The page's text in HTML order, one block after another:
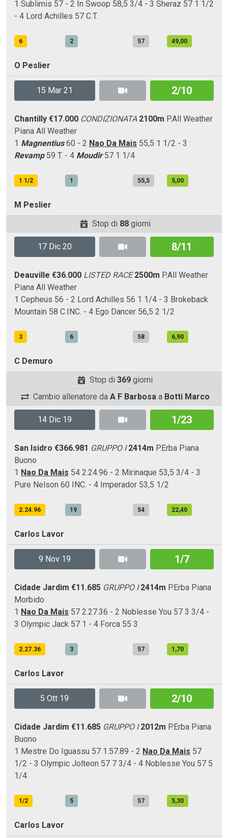
1 Sublimis 57 - 2 In Swoop 58,5 3/4 - 3 Sheraz 57 1 1/2
- 4 Lord Achilles 57 C.T.
6 2 57 49,00
O Peslier
15 Mar 21 2/10
Chantilly €17.000 CONDIZIONATA 2100m P.All Weather
Piana All Weather
1 Magnentius60 - 2 Nao Da Mais 55,5 1 1/2 - 3
Revamp59 T. - 4 Moudir57 1 1/4
1 1/2 1 55,5 5,00
M Peslier
Stop di 88giorni
17 Dic 20 8/11
Deauville €36.000 LISTED RACE 2500m P.All Weather
Piana All Weather
1 Cepheus 56 - 2 Lord Achilles 56 1 1/4 - 3 Brokeback
Mountain 58 C.INC. - 4 Ego Dancer 56,5 2 1/2
3 6 58 6,90
C Demuro
Stop di 369 giorni
Cambio allenatore da A F Barbosaa Botti Marco
14 Dic 19 1/23
San Isidro €366.981 GRUPPO I 2414m P.Erba Piana
Buono
1 Nao Da Mais 54 2.24.96 - 2 Mirinaque 53,5 3/4 - 3
Pure Nelson 60 INC. - 4 Imperador 53,5 1/2
2.24.96 19 54 22,40
Carlos Lavor
9 Nov 19 1/7
Cidade Jardim €11.685 GRUPPO I 2414m P.Erba Piana
Morbido
1 Nao Da Mais 57 2.27.36 - 2 Noblesse You 57 3 3/4 -
3 Olympic Jack 57 1 - 4 Forca 55 3
2.27.36 3 57 1,70
Carlos Lavor
5 Ott 19 2/10
Cidade Jardim €11.685 GRUPPO I 2012m P.Erba Piana
Buono
1 Mestre Do Iguassu 57 1.57.89 - 2 Nao Da Mais 57
1/2 - 3 Olympic Jolteon 57 7 3/4 - 4 Noblesse You 57 5
1/4
1/2 5 57 5,30
Carlos Lavor